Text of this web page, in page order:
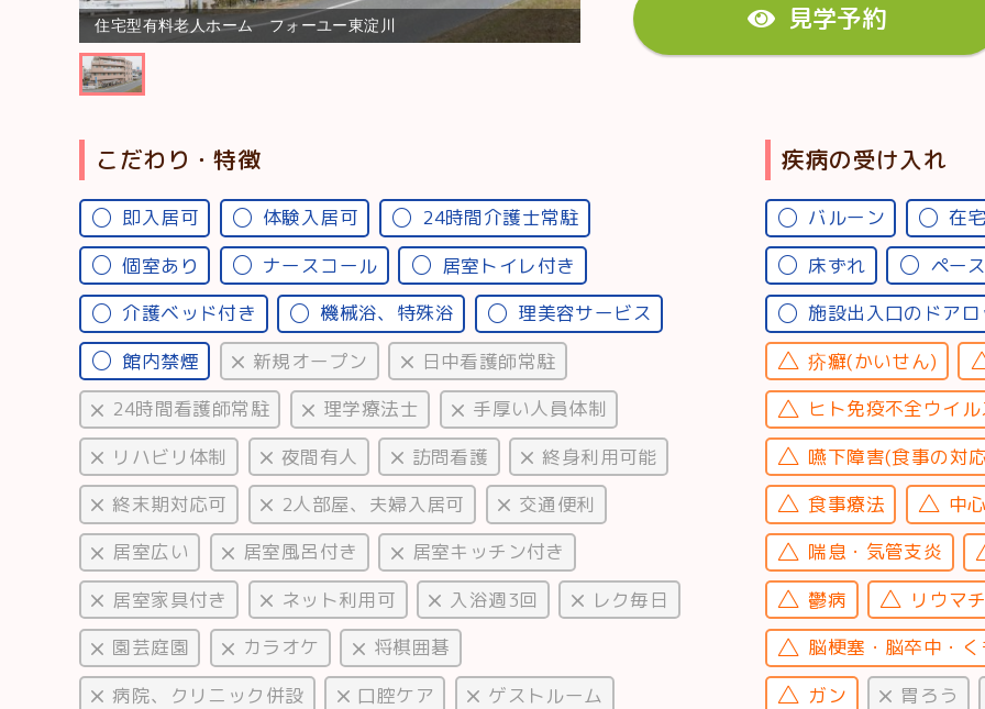
住宅型有料老人ホーム フォーユー東淀川 見学予約
こだわり・特徴
即入居可 体験入居可
24時間介護士常駐
個室あり
ナースコール
居室トイレ付き
介護ベッド付き
機械浴、特殊浴
理美容サービス
館内禁煙
新規オープン
日中看護師常駐
24時間看護師常駐
理学療法士
手厚い人員体制
リハビリ体制
夜間有人 訪問看護
終身利用可能
終末期対応可
2人部屋、夫婦入居可
交通便利
居室広い
居室風呂付き
居室キッチン付き
居室家具付き
ネット利用可 入浴週3回
レク毎日
園芸庭園
カラオケ
将棋囲碁
病院、クリニック併設
口腔ケア
ゲストルーム
疾病の受け入れ
バルーン
在
床ずれ
ペー
施設出入口のドア
疥癬(かいせん)
ヒト免疫不全ウイ
嚥下障害(食事の対
食事療法
中
喘息・気管支炎
鬱病
リウマ
脳梗塞・脳卒中・
ガン
胃ろう